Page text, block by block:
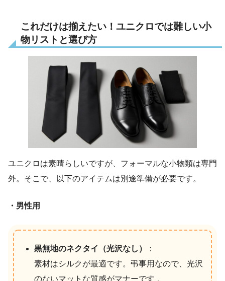
これだけは揃えたい！ユニクロでは難しい小
物リストと選び方
ユニクロは素晴らしいですが、フォーマルな小物類は専門
外。そこで、以下のアイテムは別途準備が必要です。
・男性用
黒無地のネクタイ（光沢なし）
：
素材はシルクが最適です。弔事用なので、光沢
のないマットな質感がマナーです 。